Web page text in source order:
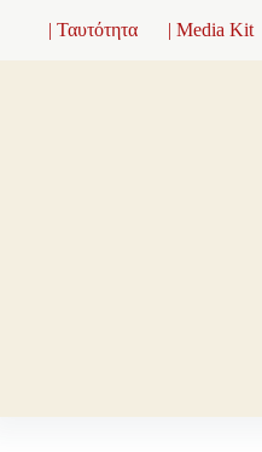
| Ταυτότητα | Media Kit